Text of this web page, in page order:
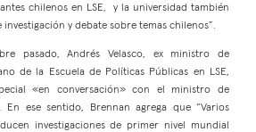
chilenos en LSE, y la universidad también
y debate sobre temas chilenos”.
pasado, Andrés Velasco, ex ministro de
de la Escuela de Políticas Públicas en LSE,
«en conversación» con el ministro de
En ese sentido, Brennan agrega que “Varios
investigaciones de primer nivel mundial